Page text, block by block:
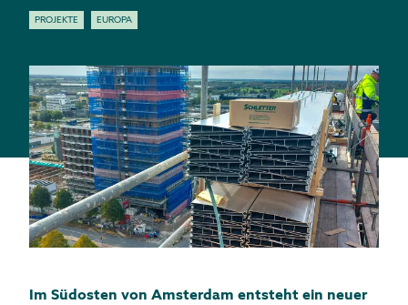
PROJEKTE EUROPA
Im Südosten von Amsterdam entsteht ein neuer